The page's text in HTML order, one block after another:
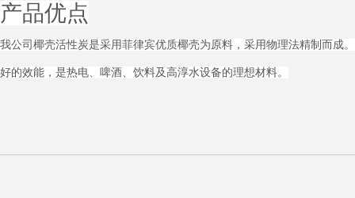
产品优点
我公司椰壳活性炭是采用菲律宾优质椰壳为原料，采用物理法精制而成
好的效能，是热电、啤酒、饮料及高淳水设备的理想材料。